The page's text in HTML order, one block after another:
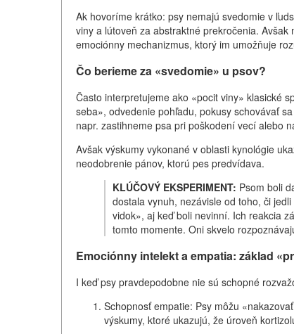
Ak hovoríme krátko: psy nemajú svedomie v
viny a lútoveň za abstraktné prekročenia.
emociónny mechanizmus, ktorý im umožňuje
Čo berieme za «svedomie» u psov?
Často interpretujeme ako «pocit viny» klasické
seba», odvedenie pohľadu, pokusy schovávať
napr. zastihneme psa pri poškodení vecí alebo
Avšak výskumy vykonané v oblasti kynológie
neodobrenie pánov, ktorú pes predvídava.
KLÚČOVÝ EKSPERIMENT: Psom boli
dostala vynuh, nezávisle od toho, či
vidok», aj keď boli nevinní. Ich reakcia
tomto momente. Oni skvelo
Emociónny intelekt a empatia: základ
I keď psy pravdepodobne nie sú schopné
Schopnosť empatie: Psy môžu
výskumy, ktoré ukazujú, že úroveň